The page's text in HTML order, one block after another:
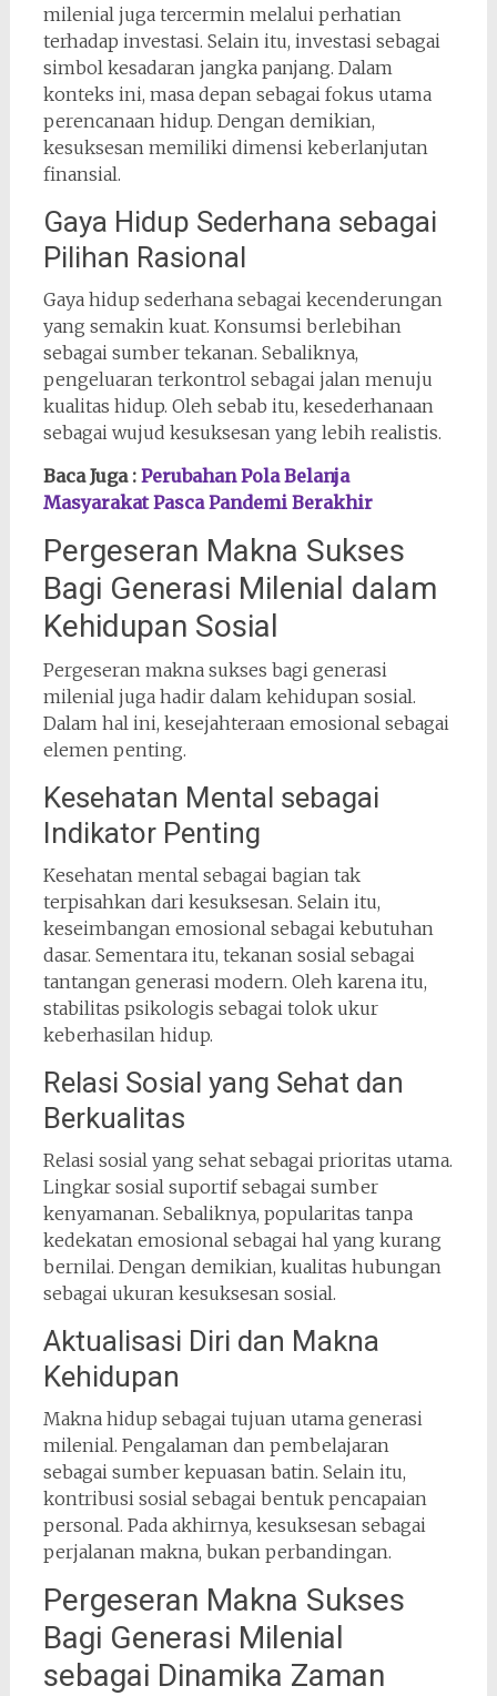
milenial juga tercermin melalui perhatian
terhadap investasi. Selain itu, investasi sebagai
simbol kesadaran jangka panjang. Dalam
konteks ini, masa depan sebagai fokus utama
perencanaan hidup. Dengan demikian,
kesuksesan memiliki dimensi keberlanjutan
finansial.
Gaya Hidup Sederhana sebagai
Pilihan Rasional
Gaya hidup sederhana sebagai kecenderungan
yang semakin kuat. Konsumsi berlebihan
sebagai sumber tekanan. Sebaliknya,
pengeluaran terkontrol sebagai jalan menuju
kualitas hidup. Oleh sebab itu, kesederhanaan
sebagai wujud kesuksesan yang lebih realistis.
Baca Juga : Perubahan Pola Belanja
Masyarakat Pasca Pandemi Berakhir
Pergeseran Makna Sukses
Bagi Generasi Milenial dalam
Kehidupan Sosial
Pergeseran makna sukses bagi generasi
milenial juga hadir dalam kehidupan sosial.
Dalam hal ini, kesejahteraan emosional sebagai
elemen penting.
Kesehatan Mental sebagai
Indikator Penting
Kesehatan mental sebagai bagian tak
terpisahkan dari kesuksesan. Selain itu,
keseimbangan emosional sebagai kebutuhan
dasar. Sementara itu, tekanan sosial sebagai
tantangan generasi modern. Oleh karena itu,
stabilitas psikologis sebagai tolok ukur
keberhasilan hidup.
Relasi Sosial yang Sehat dan
Berkualitas
Relasi sosial yang sehat sebagai prioritas utama.
Lingkar sosial suportif sebagai sumber
kenyamanan. Sebaliknya, popularitas tanpa
kedekatan emosional sebagai hal yang kurang
bernilai. Dengan demikian, kualitas hubungan
sebagai ukuran kesuksesan sosial.
Aktualisasi Diri dan Makna
Kehidupan
Makna hidup sebagai tujuan utama generasi
milenial. Pengalaman dan pembelajaran
sebagai sumber kepuasan batin. Selain itu,
kontribusi sosial sebagai bentuk pencapaian
personal. Pada akhirnya, kesuksesan sebagai
perjalanan makna, bukan perbandingan.
Pergeseran Makna Sukses
Bagi Generasi Milenial
sebagai Dinamika Zaman